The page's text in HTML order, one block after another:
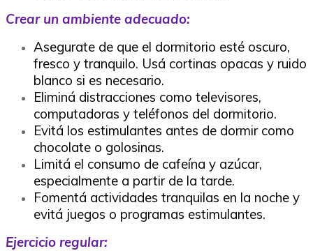
Crear un ambiente adecuado:
Asegurate de que el dormitorio esté oscuro,
fresco y tranquilo. Usá cortinas opacas y ruido
blanco si es necesario.
Eliminá distracciones como televisores,
computadoras y teléfonos del dormitorio.
Evitá los estimulantes antes de dormir como
chocolate o golosinas.
Limitá el consumo de cafeína y azúcar,
especialmente a partir de la tarde.
Fomentá actividades tranquilas en la noche y
evitá juegos o programas estimulantes.
Ejercicio regular: